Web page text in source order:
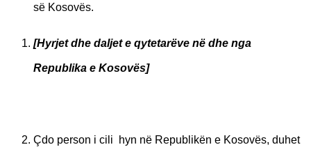
së Kosovës.
[Hyrjet dhe daljet e qytetarëve në dhe nga
Republika e Kosovës]
Çdo person i cili hyn në Republikën e Kosovës, duhet